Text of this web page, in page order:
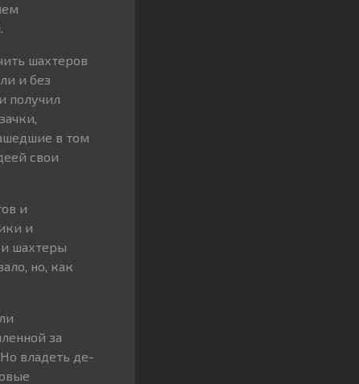
шахтеров
и без
получил
в том
свои
и
и
шахтеры
но, как
за
владеть де-